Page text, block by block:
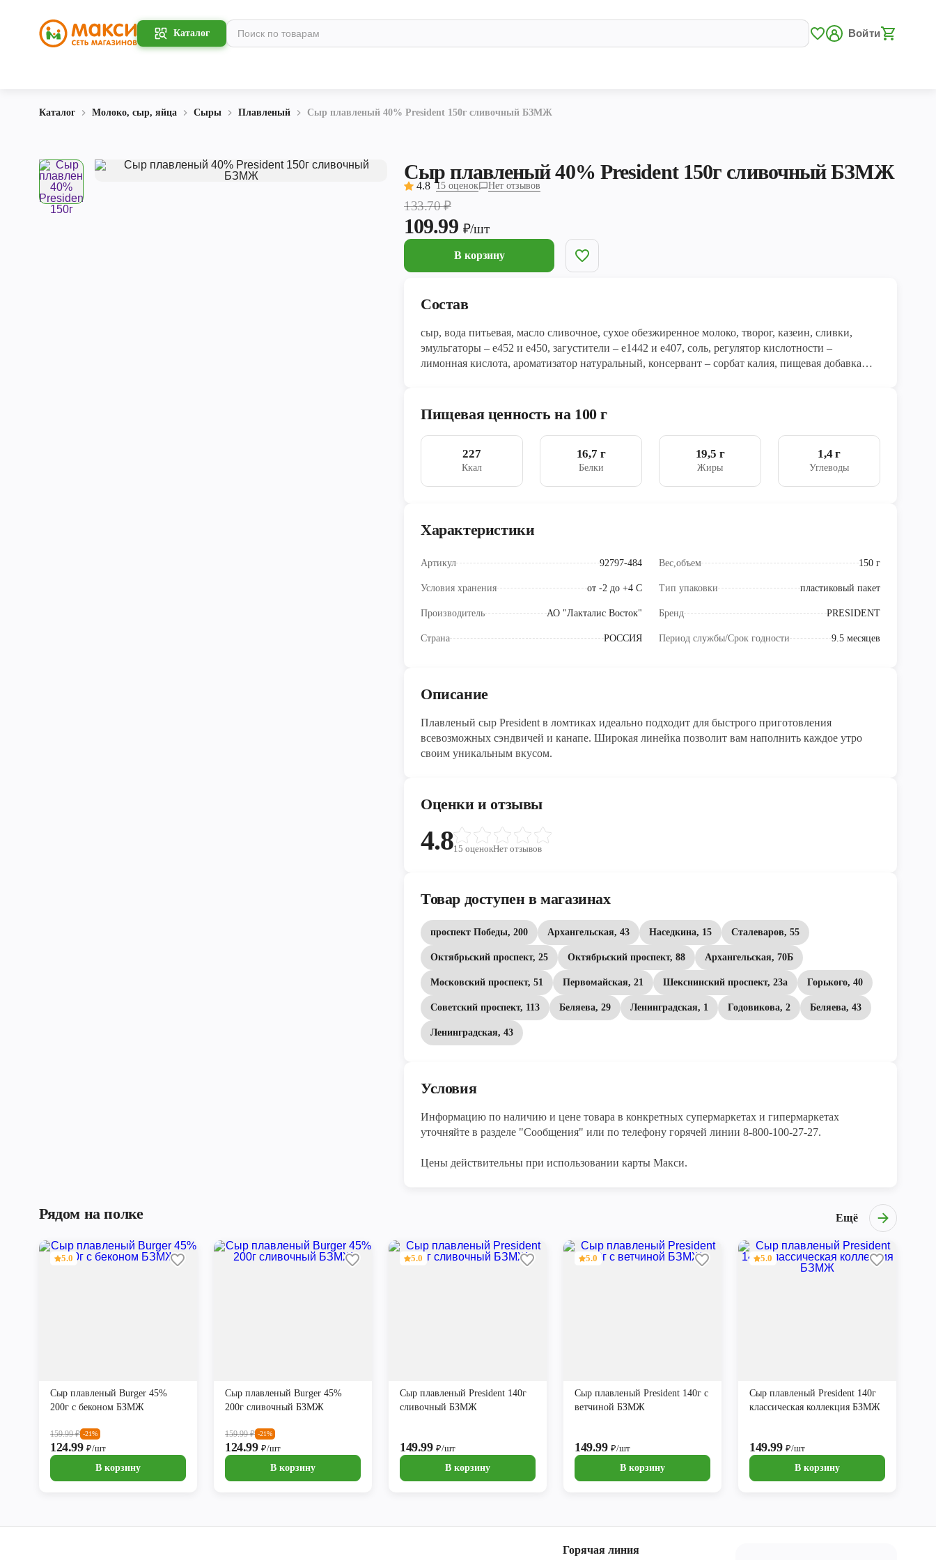
Каталог Войти
Каталог Молоко, сыр, яйца Сыры Плавленый Сыр плавленый 40% President 150г сливочный БЗМЖ
Сыр плавленый 40% President 150г сливочный БЗМЖ
4.8 15 оценок Нет отзывов
133.70₽
109.99 ₽/шт
В корзину
Состав
сыр, вода питьевая, масло сливочное, сухое обезжиренное молоко, творог, казеин, сливки,
эмульгаторы – е452 и е450, загустители – е1442 и е407, соль, регулятор кислотности –
лимонная кислота, ароматизатор натуральный, консервант – сорбат калия, пищевая добавка
Пищевая ценность на 100 г
227
Ккал
16,7 г
Белки
19,5 г
Жиры
1,4 г
Углеводы
Характеристики
Артикул 92797-484 Вес,объем 150 г
Условия хранения от -2 до +4 C Тип упаковки пластиковый пакет
Производитель АО "Лакталис Восток" Бренд PRESIDENT
Страна РОССИЯ Период службы/Срок годности 9.5 месяцев
Описание
Плавленый сыр President в ломтиках идеально подходит для быстрого приготовления
всевозможных сэндвичей и канапе. Широкая линейка позволит вам наполнить каждое утро
своим уникальным вкусом.
Оценки и отзывы
4.815 оценокНет отзывов
Товар доступен в магазинах
проспект Победы, 200 Архангельская, 43 Наседкина, 15 Сталеваров, 55
Октябрьский проспект, 25 Октябрьский проспект, 88 Архангельская, 70Б
Московский проспект, 51 Первомайская, 21 Шекснинский проспект, 23а Горького, 40
Советский проспект, 113 Беляева, 29 Ленинградская, 1 Годовикова, 2 Беляева, 43
Ленинградская, 43
Условия
Информацию по наличию и цене товара в конкретных супермаркетах и гипермаркетах
уточняйте в разделе "Сообщения" или по телефону горячей линии 8-800-100-27-27.
Цены действительны при использовании карты Макси.
Рядом на полке Ещё
5.0
Сыр плавленый Burger 45%
200г с беконом БЗМЖ
159.99₽ -21%
124.99₽/шт
В корзину
Сыр плавленый Burger 45%
200г сливочный БЗМЖ
159.99₽ -21%
124.99₽/шт
В корзину
5.0
Сыр плавленый President 140г
сливочный БЗМЖ
149.99₽/шт
В корзину
5.0
Сыр плавленый President 140г с
ветчиной БЗМЖ
149.99₽/шт
В корзину
5.0
Сыр плавленый President 140г
классическая коллекция БЗМЖ
149.99₽/шт
В корзину
Горячая линия